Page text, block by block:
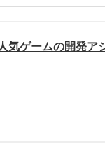
気ゲームの開発ア